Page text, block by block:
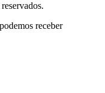
receber